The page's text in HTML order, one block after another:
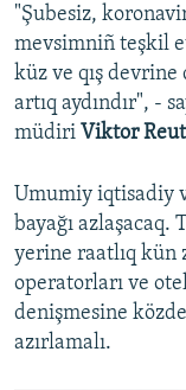
"Şubesiz,
mevsimniñ teşkil
küz ve qış
artıq aydındır", -
müdiri Viktor
Umumiy iqtisadiy
bayağı
yerine raatlıq kün
operatorları ve
denişmesine
azırlamalı.